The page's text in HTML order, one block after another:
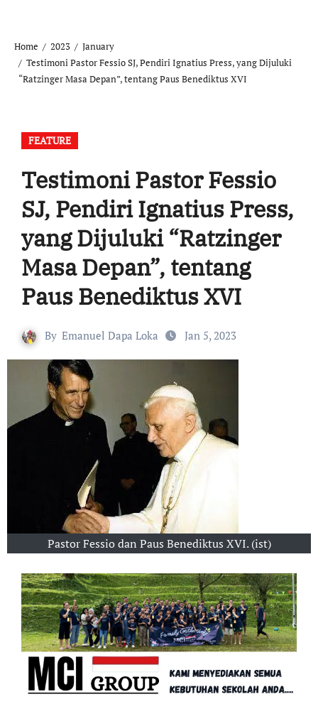
Home 2023
January
Testimoni Pastor Fessio SJ, Pendiri Ignatius Press, yang Dijuluki
“Ratzinger Masa Depan”, tentang Paus Benediktus XVI
FEATURE
Testimoni Pastor Fessio
SJ, Pendiri Ignatius Press,
yang Dijuluki “Ratzinger
Masa Depan”, tentang
Paus Benediktus XVI
By Emanuel Dapa Loka Jan 5, 2023
Pastor Fessio dan Paus Benediktus XVI. (ist)